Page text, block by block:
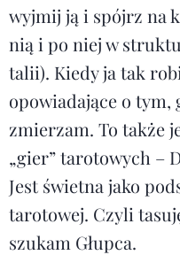
wyjmij ją i spójrz na
nią i po niej w
talii). Kiedy ja tak
opowiadające o tym,
zmierzam. To także
„gier” tarotowych –
Jest świetna jako
tarotowej. Czyli
szukam Głupca.